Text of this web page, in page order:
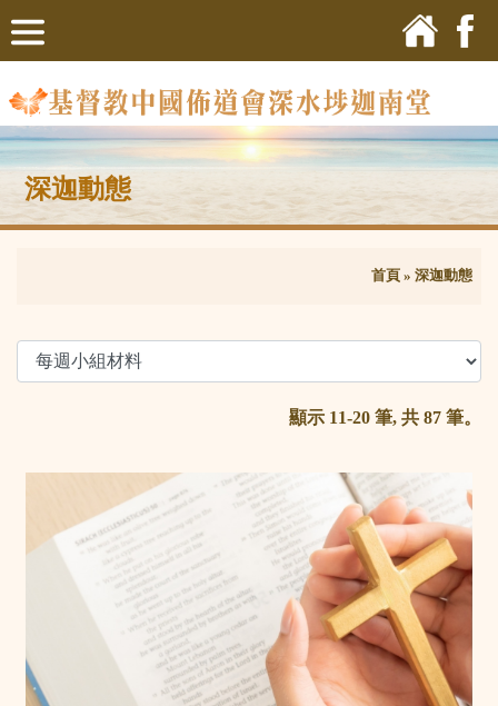
深迦動態
首頁 » 深迦動態
顯示 11-20 筆, 共 87 筆。